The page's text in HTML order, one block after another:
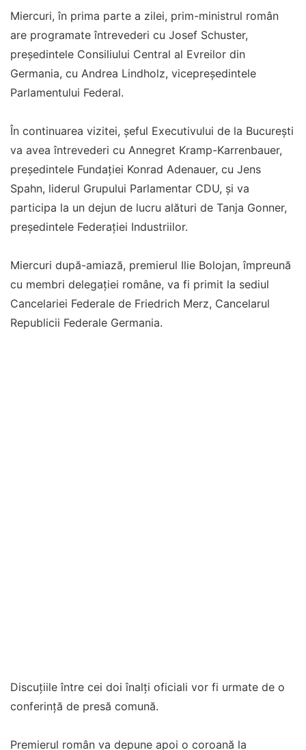
Miercuri, în prima parte a zilei, prim-ministrul român
are programate întrevederi cu Josef Schuster,
preşedintele Consiliului Central al Evreilor din
Germania, cu Andrea Lindholz, vicepreşedintele
Parlamentului Federal.
În continuarea vizitei, şeful Executivului de la Bucureşti
va avea întrevederi cu Annegret Kramp-Karrenbauer,
preşedintele Fundaţiei Konrad Adenauer, cu Jens
Spahn, liderul Grupului Parlamentar CDU, şi va
participa la un dejun de lucru alături de Tanja Gonner,
preşedintele Federaţiei Industriilor.
Miercuri după-amiază, premierul Ilie Bolojan, împreună
cu membri delegaţiei române, va fi primit la sediul
Cancelariei Federale de Friedrich Merz, Cancelarul
Republicii Federale Germania.
Discuţiile între cei doi înalţi oficiali vor fi urmate de o
conferinţă de presă comună.
Premierul român va depune apoi o coroană la